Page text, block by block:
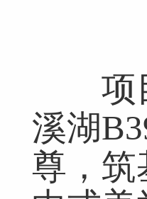
项目
溪湖
尊，筑